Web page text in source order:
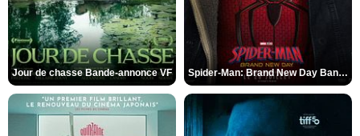
Jour de chasse Bande-annonce VF Spider-Man: Brand New Day Bande-annonce (3) VO STFR